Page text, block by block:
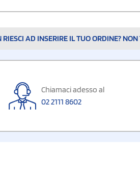
RIESCI AD INSERIRE IL TUO ORDINE?
Chiamaci adesso al
02 2111 8602